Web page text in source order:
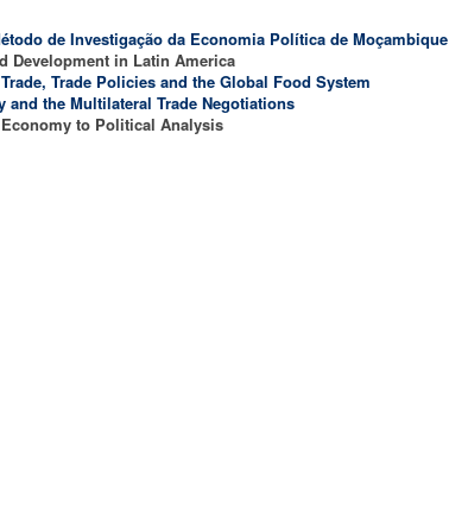
de Investigação da Economia Política de Moçambique
Development in Latin America
Trade Policies and the Global Food System
and the Multilateral Trade Negotiations
to Political Analysis